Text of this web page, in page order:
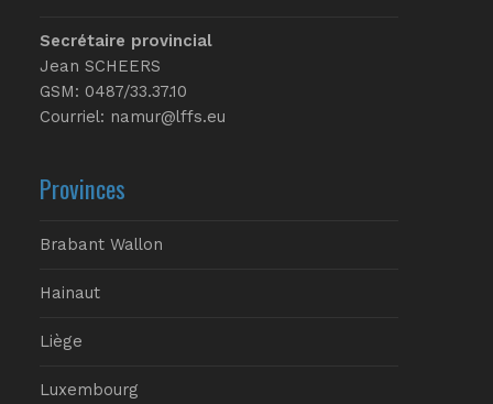
Secrétaire provincial
Jean SCHEERS
GSM: 0487/33.37.10
Courriel: namur@lffs.eu
Provinces
Brabant Wallon
Hainaut
Liège
Luxembourg